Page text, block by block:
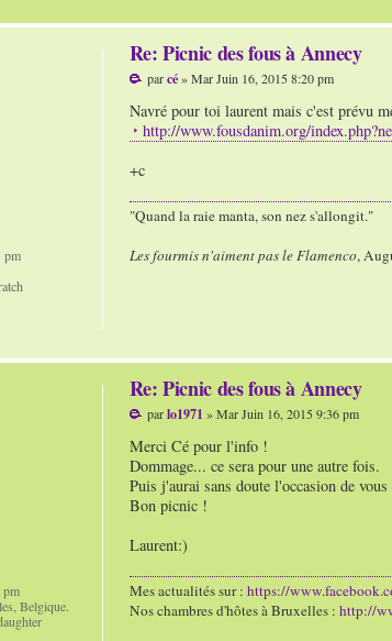
Re: Picnic des fous à Annecy
parcé» Mar Juin 16, 2015 8:20 pm
Navré pour toi laurent mais c'est prévu
http://www.fousdanim.org/
+c
"Quand la raie manta, son nez s'allongit."
Les fourmis n'aiment pas le Flamenco,
pm
Re: Picnic des fous à Annecy
parlo1971 » Mar Juin 16, 2015 9:36 pm
Merci Cé pour l'info !
Dommage... ce sera pour une autre fois.
Puis j'aurai sans doute l'occasion de
Bon picnic !
Laurent:)
Mes actualités sur : https://
Nos chambres d'hôtes à Bruxelles : http://
Belgique.